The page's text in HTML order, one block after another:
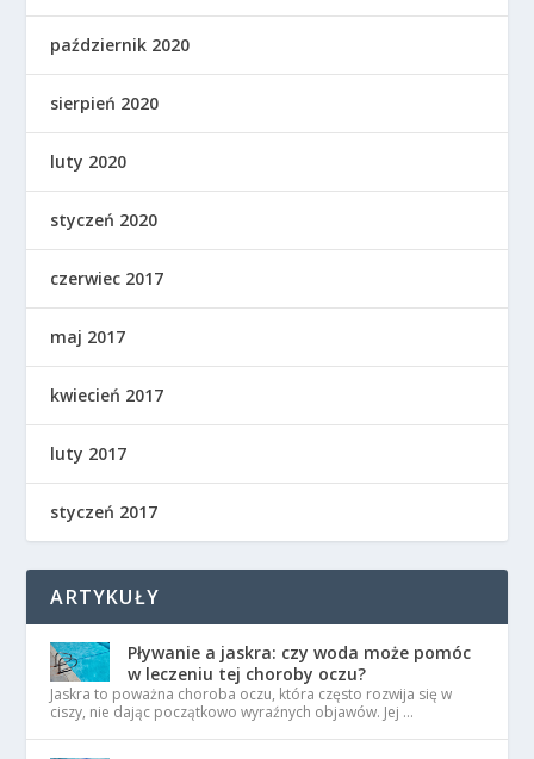
październik 2020
sierpień 2020
luty 2020
styczeń 2020
czerwiec 2017
maj 2017
kwiecień 2017
luty 2017
styczeń 2017
ARTYKUŁY
Pływanie a jaskra: czy woda może pomóc
w leczeniu tej choroby oczu?
Jaskra to poważna choroba oczu, która często rozwija się w
ciszy, nie dając początkowo wyraźnych objawów. Jej …